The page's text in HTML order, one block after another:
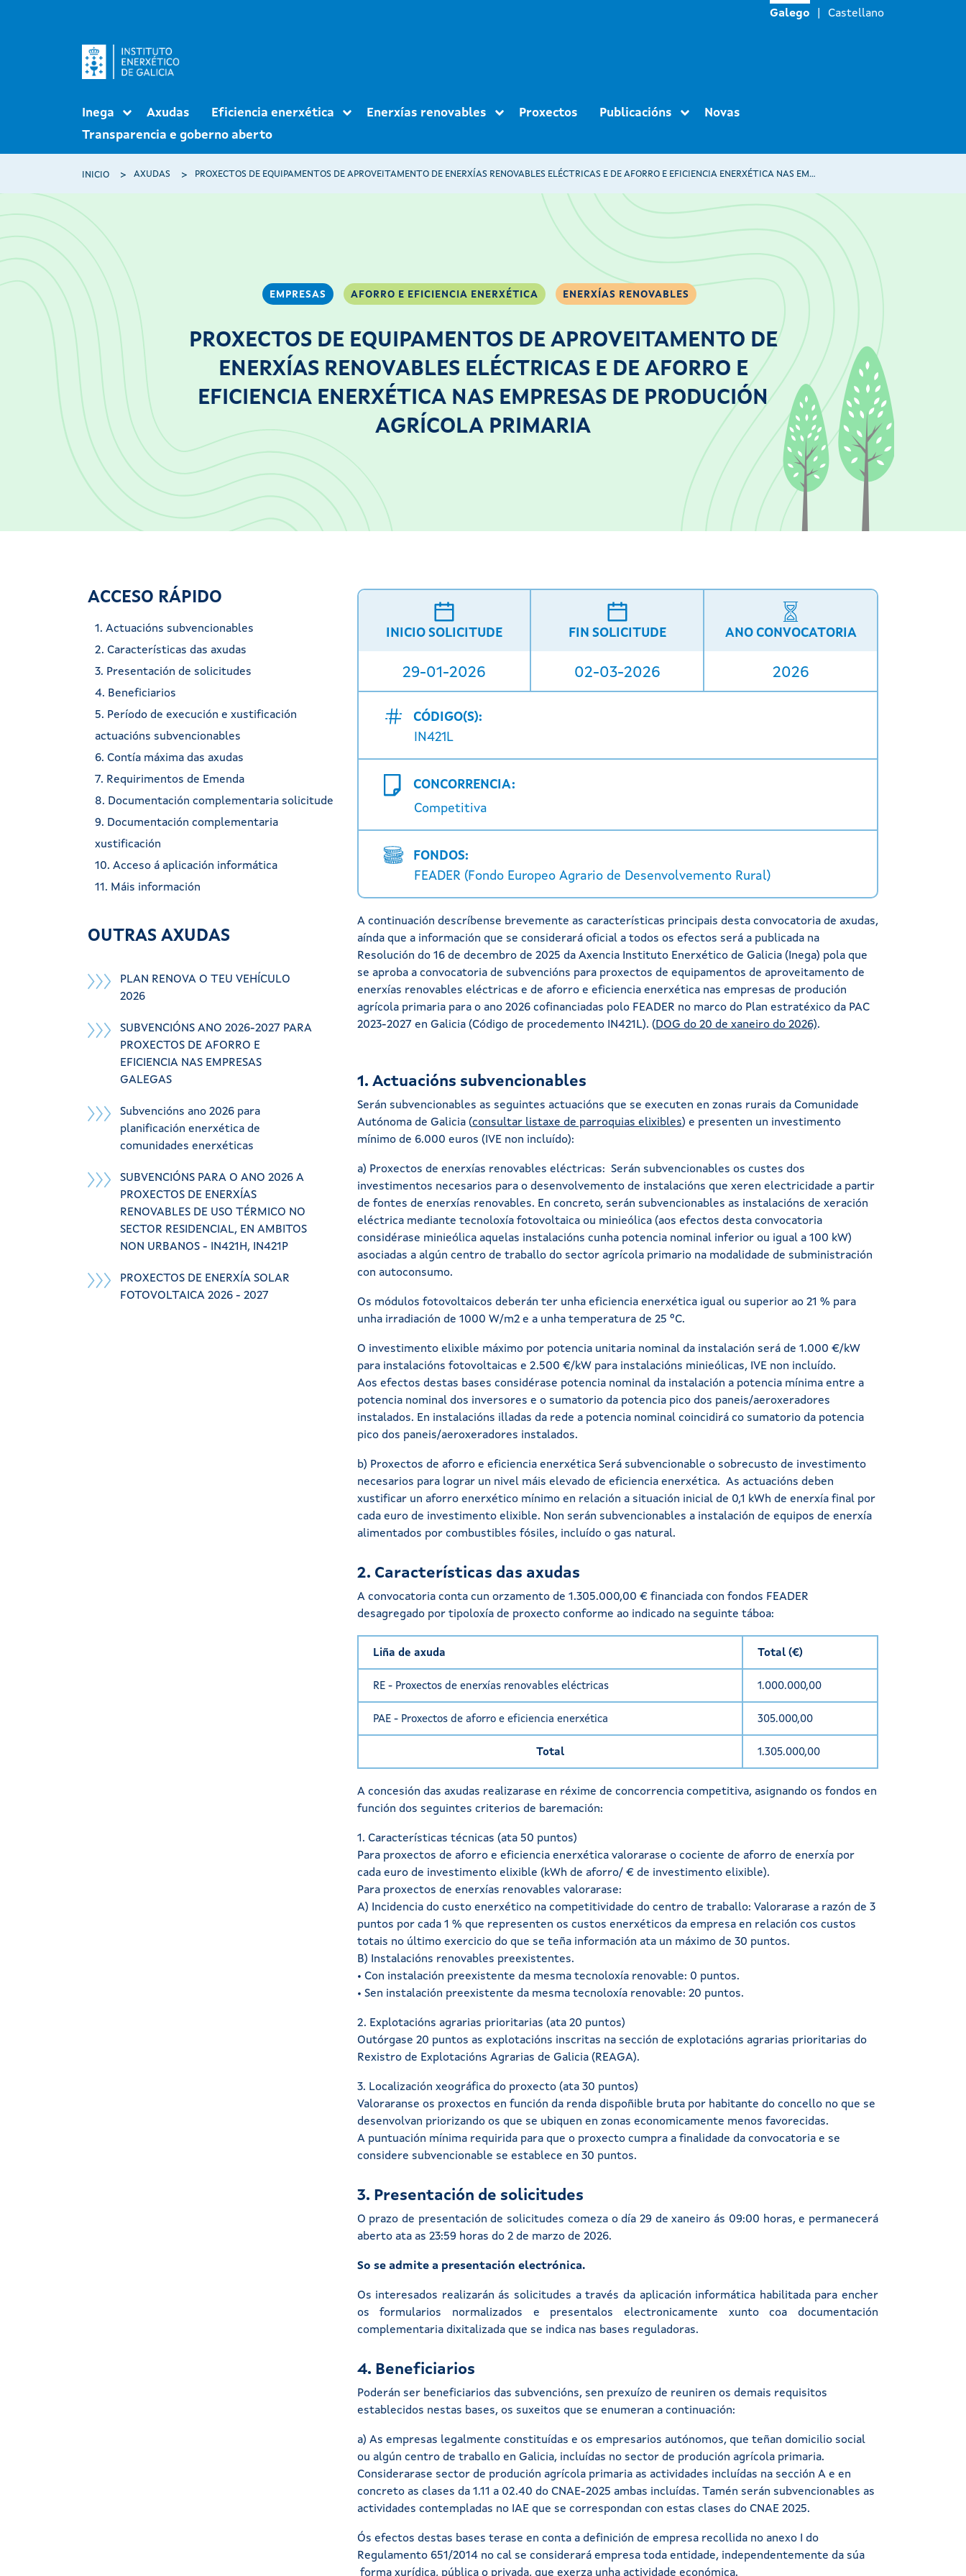
Galego Castellano
Navegación principal
Inega Axudas Eficiencia enerxética Enerxías renovables Proxectos Publicacións
Novas
Transparencia e goberno aberto
Miga de pan
INICIO AXUDAS PROXECTOS DE EQUIPAMENTOS DE APROVEITAMENTO DE ENERXÍAS RENOVABLES ELÉCTRICAS E DE AFORRO E EFICIENCIA ENERXÉTICA NAS EMPRESAS DE PRODUCIÓN AGRÍCOLA PRIMARIA
EMPRESAS AFORRO E EFICIENCIA ENERXÉTICA ENERXÍAS RENOVABLES
PROXECTOS DE EQUIPAMENTOS DE APROVEITAMENTO DE
ENERXÍAS RENOVABLES ELÉCTRICAS E DE AFORRO E
EFICIENCIA ENERXÉTICA NAS EMPRESAS DE PRODUCIÓN
AGRÍCOLA PRIMARIA
ACCESO RÁPIDO
1. Actuacións subvencionables
2. Características das axudas
3. Presentación de solicitudes
4. Beneficiarios
5. Período de execución e xustificación
actuacións subvencionables
6. Contía máxima das axudas
7. Requirimentos de Emenda
8. Documentación complementaria solicitude
9. Documentación complementaria
xustificación
10. Acceso á aplicación informática
11. Máis información
OUTRAS AXUDAS
PLAN RENOVA O TEU VEHÍCULO
2026
SUBVENCIÓNS ANO 2026-2027 PARA
PROXECTOS DE AFORRO E
EFICIENCIA NAS EMPRESAS
GALEGAS
Subvencións ano 2026 para
planificación enerxética de
comunidades enerxéticas
SUBVENCIÓNS PARA O ANO 2026 A
PROXECTOS DE ENERXÍAS
RENOVABLES DE USO TÉRMICO NO
SECTOR RESIDENCIAL, EN AMBITOS
NON URBANOS - IN421H, IN421P
PROXECTOS DE ENERXÍA SOLAR
FOTOVOLTAICA 2026 - 2027
INICIO SOLICITUDE
29-01-2026
FIN SOLICITUDE
02-03-2026
ANO CONVOCATORIA
2026
CÓDIGO(S):
IN421L
CONCORRENCIA:
Competitiva
FONDOS:
FEADER (Fondo Europeo Agrario de Desenvolvemento Rural)
A continuación descríbense brevemente as características principais desta convocatoria de axudas,
aínda que a información que se considerará oficial a todos os efectos será a publicada na
Resolución do 16 de decembro de 2025 da Axencia Instituto Enerxético de Galicia (Inega) pola que
se aproba a convocatoria de subvencións para proxectos de equipamentos de aproveitamento de
enerxías renovables eléctricas e de aforro e eficiencia enerxética nas empresas de produción
agrícola primaria para o ano 2026 cofinanciadas polo FEADER no marco do Plan estratéxico da PAC
2023-2027 en Galicia (Código de procedemento IN421L). ( DOG do 20 de xaneiro do 2026).
1. Actuacións subvencionables
Serán subvencionables as seguintes actuacións que se executen en zonas rurais da Comunidade
Autónoma de Galicia (consultar listaxe de parroquias elixibles) e presenten un investimento
mínimo de 6.000 euros (IVE non incluído):
a) Proxectos de enerxías renovables eléctricas: Serán subvencionables os custes dos
investimentos necesarios para o desenvolvemento de instalacións que xeren electricidade a partir
de fontes de enerxías renovables. En concreto, serán subvencionables as instalacións de xeración
eléctrica mediante tecnoloxía fotovoltaica ou minieólica (aos efectos desta convocatoria
considérase minieólica aquelas instalacións cunha potencia nominal inferior ou igual a 100 kW)
asociadas a algún centro de traballo do sector agrícola primario na modalidade de subministración
con autoconsumo.
Os módulos fotovoltaicos deberán ter unha eficiencia enerxética igual ou superior ao 21 % para
unha irradiación de 1000 W/m2 e a unha temperatura de 25 ºC.
O investimento elixible máximo por potencia unitaria nominal da instalación será de 1.000 €/kW
para instalacións fotovoltaicas e 2.500 €/kW para instalacións minieólicas, IVE non incluído.
Aos efectos destas bases considérase potencia nominal da instalación a potencia mínima entre a
potencia nominal dos inversores e o sumatorio da potencia pico dos paneis/aeroxeradores
instalados. En instalacións illadas da rede a potencia nominal coincidirá co sumatorio da potencia
pico dos paneis/aeroxeradores instalados.
b) Proxectos de aforro e eficiencia enerxética Será subvencionable o sobrecusto de investimento
necesarios para lograr un nivel máis elevado de eficiencia enerxética. As actuacións deben
xustificar un aforro enerxético mínimo en relación a situación inicial de 0,1 kWh de enerxía final por
cada euro de investimento elixible. Non serán subvencionables a instalación de equipos de enerxía
alimentados por combustibles fósiles, incluído o gas natural.
2. Características das axudas
A convocatoria conta cun orzamento de 1.305.000,00 € financiada con fondos FEADER
desagregado por tipoloxía de proxecto conforme ao indicado na seguinte táboa:
Liña de axuda Total (€)
RE - Proxectos de enerxías renovables eléctricas 1.000.000,00
PAE - Proxectos de aforro e eficiencia enerxética 305.000,00
Total 1.305.000,00
A concesión das axudas realizarase en réxime de concorrencia competitiva, asignando os fondos en
función dos seguintes criterios de baremación:
1. Características técnicas (ata 50 puntos)
Para proxectos de aforro e eficiencia enerxética valorarase o cociente de aforro de enerxía por
cada euro de investimento elixible (kWh de aforro/ € de investimento elixible).
Para proxectos de enerxías renovables valorarase:
A) Incidencia do custo enerxético na competitividade do centro de traballo: Valorarase a razón de 3
puntos por cada 1 % que representen os custos enerxéticos da empresa en relación cos custos
totais no último exercicio do que se teña información ata un máximo de 30 puntos.
B) Instalacións renovables preexistentes.
• Con instalación preexistente da mesma tecnoloxía renovable: 0 puntos.
• Sen instalación preexistente da mesma tecnoloxía renovable: 20 puntos.
2. Explotacións agrarias prioritarias (ata 20 puntos)
Outórgase 20 puntos as explotacións inscritas na sección de explotacións agrarias prioritarias do
Rexistro de Explotacións Agrarias de Galicia (REAGA).
3. Localización xeográfica do proxecto (ata 30 puntos)
Valoraranse os proxectos en función da renda dispoñible bruta por habitante do concello no que se
desenvolvan priorizando os que se ubiquen en zonas economicamente menos favorecidas.
A puntuación mínima requirida para que o proxecto cumpra a finalidade da convocatoria e se
considere subvencionable se establece en 30 puntos.
3. Presentación de solicitudes
O prazo de presentación de solicitudes comeza o día 29 de xaneiro ás 09:00 horas, e permanecerá
aberto ata as 23:59 horas do 2 de marzo de 2026.
So se admite a presentación electrónica.
Os interesados realizarán ás solicitudes a través da aplicación informática habilitada para encher
os formularios normalizados e presentalos electronicamente xunto coa documentación
complementaria dixitalizada que se indica nas bases reguladoras.
4. Beneficiarios
Poderán ser beneficiarios das subvencións, sen prexuízo de reuniren os demais requisitos
establecidos nestas bases, os suxeitos que se enumeran a continuación:
a) As empresas legalmente constituídas e os empresarios autónomos, que teñan domicilio social
ou algún centro de traballo en Galicia, incluídas no sector de produción agrícola primaria.
Considerarase sector de produción agrícola primaria as actividades incluídas na sección A e en
concreto as clases da 1.11 a 02.40 do CNAE-2025 ambas incluídas. Tamén serán subvencionables as
actividades contempladas no IAE que se correspondan con estas clases do CNAE 2025.
Ós efectos destas bases terase en conta a definición de empresa recollida no anexo I do
Regulamento 651/2014 no cal se considerará empresa toda entidade, independentemente da súa
forma xurídica, pública o privada, que exerza unha actividade económica.